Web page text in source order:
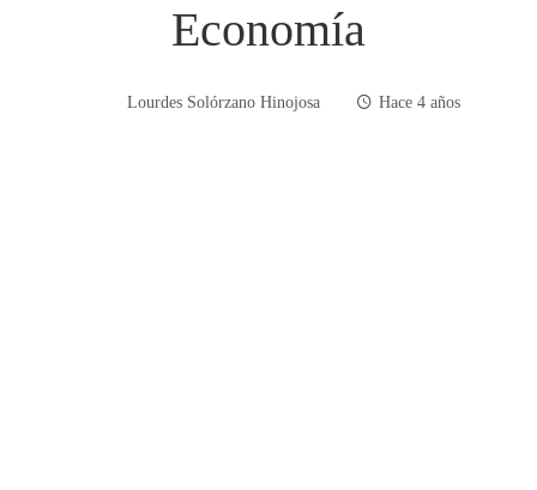
Economía
Lourdes Solórzano Hinojosa Hace 4 años